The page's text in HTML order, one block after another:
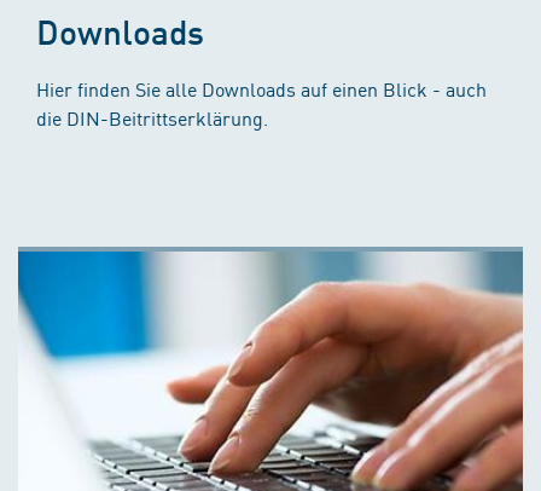
Downloads
Hier finden Sie alle Downloads auf einen Blick - auch
die DIN-Beitrittserklärung.